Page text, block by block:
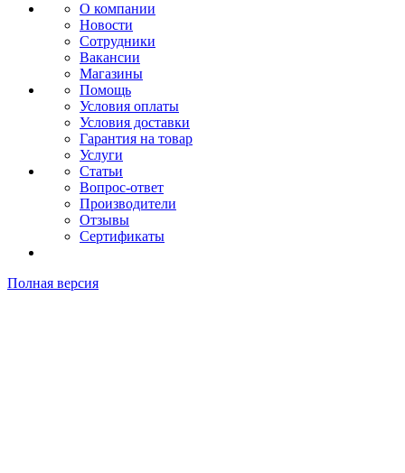
О компании
Новости
Сотрудники
Вакансии
Магазины
Помощь
Условия оплаты
Условия доставки
Гарантия на товар
Услуги
Статьи
Вопрос-ответ
Производители
Отзывы
Сертификаты
Полная версия